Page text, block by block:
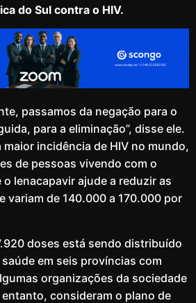
do Sul contra o HIV.
passamos da negação para o
para a eliminação”, disse ele.
maior incidência de HIV no mundo,
de pessoas vivendo com o
lenacapavir ajude a reduzir as
variam de 140.000 a 170.000 por
doses está sendo distribuído
em seis províncias com
organizações da sociedade
consideram o plano de